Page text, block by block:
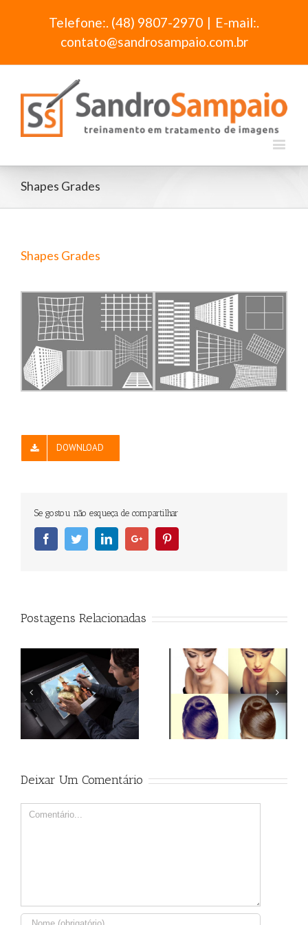
Telefone:. (48) 9807-2970 | E-mail:.
contato@sandrosampaio.com.br
Shapes Grades
Shapes Grades
DOWNLOAD
Se gostou não esqueça de compartilhar
FacebookTwitterLinkedinGoogleplus
Postagens Relacionadas
Action Efeito Retro
Qual o melhor monitor
para tratamento de
imagem?
Deixar Um Comentário
Comment